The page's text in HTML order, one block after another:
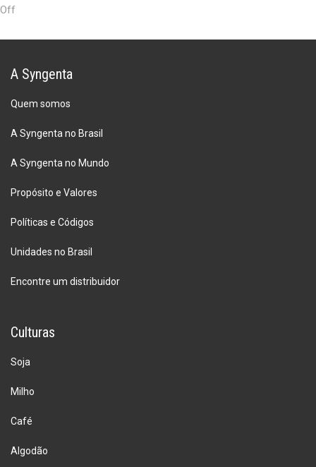
Off
A Syngenta
Quem somos
A Syngenta no Brasil
A Syngenta no Mundo
Propósito e Valores
Políticas e Códigos
Unidades no Brasil
Encontre um distribuidor
Culturas
Soja
Milho
Café
Algodão